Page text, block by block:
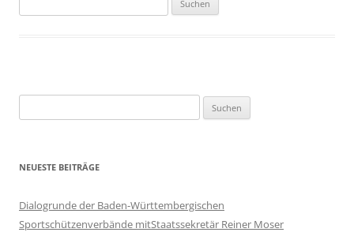
nach:
nach:
NEUESTE BEITRÄGE
Dialogrunde der Baden-Württembergischen
Sportschützenverbände mitStaatssekretär Reiner Moser